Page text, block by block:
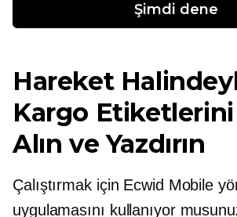
Şimdi dene
Hareket
Kargo Etiketlerini
Alın ve Yazdırın
Çalıştırmak için Ecwid Mobile
uygulamasını kullanıyor